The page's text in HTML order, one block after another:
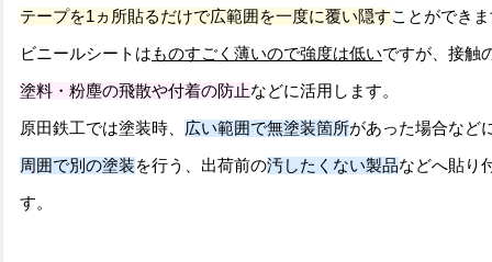
テープを1ヵ所貼るだけで広範囲を一度に覆い隠すことができ
ビニールシートはものすごく薄いので強度は低いですが、接触
塗料・粉塵の飛散や付着の防止などに活用します。
原田鉄工では塗装時、 広い範囲で無塗装箇所があった場合など
周囲で別の塗装を行う、出荷前の汚したくない製品などへ貼り
す。